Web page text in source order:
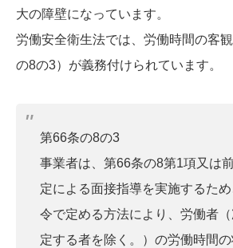
大の障壁になっています。
労働安全衛生法では、労働時間の客
の8の3）が義務付けられています。
第66条の8の3
事業者は、第66条の8第1項又は
定による面接指導を実施するた
令で定める方法により、労働者
定する者を除く。）の労働時間